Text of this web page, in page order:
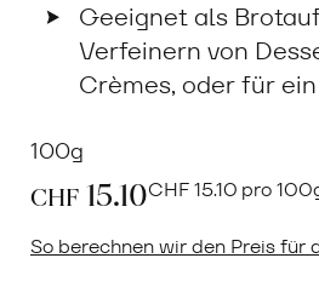
Geeignet als
Verfeinern von
Crèmes, oder für
100g
CHF 15.10CHF15.10 pro
So berechnen wir den Preis für